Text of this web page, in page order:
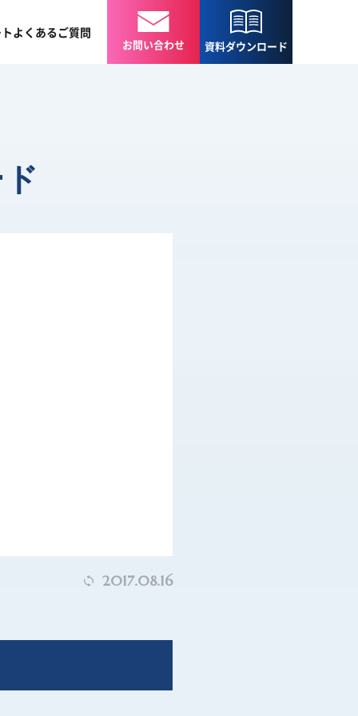
よくあるご質問
お問い合わせ 資料ダウンロード
2017.08.16